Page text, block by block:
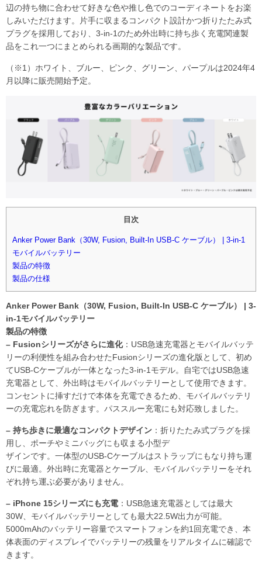
辺の持ち物に合わせて好きな色や推し色でのコーディネートをお楽
しみいただけます。片手に収まるコンパクト設計かつ折りたたみ式
プラグを採用しており、3-in-1のため外出時に持ち歩く充電関連製
品をこれ一つにまとめられる画期的な製品です。
（※1）ホワイト、ブルー、ピンク、グリーン、パープルは2024年4
月以降に販売開始予定。
目次
Anker Power Bank（30W, Fusion, Built-In USB-C ケーブル） | 3-in-1
モバイルバッテリー
製品の特徴
製品の仕様
Anker Power Bank（30W, Fusion, Built-In USB-C ケーブル） | 3-
in-1モバイルバッテリー
製品の特徴
– Fusionシリーズがさらに進化：USB急速充電器とモバイルバッテ
リーの利便性を組み合わせたFusionシリーズの進化版として、初め
てUSB-Cケーブルが⼀体となった3-in-1モデル。⾃宅ではUSB急速
充電器として、外出時はモバイルバッテリーとして使⽤できます。
コンセントに挿すだけで本体を充電できるため、モバイルバッテリ
ーの充電忘れを防ぎます。パススルー充電にも対応致しました。
– 持ち歩きに最適なコンパクトデザイン ：折りたたみ式プラグを採
⽤し、ポーチやミニバッグにも収まる⼩型デ
ザインです。⼀体型のUSB-Cケーブルはストラップにもなり持ち運
びに最適。外出時に充電器とケーブル、モバイルバッテリーをそれ
ぞれ持ち運ぶ必要がありません。
– iPhone 15シリーズにも充電 ：USB急速充電器としては最⼤
30W、モバイルバッテリーとしても最⼤22.5W出⼒が可能。
5000mAhのバッテリー容量でスマートフォンを約1回充電でき、本
体表⾯のディスプレイでバッテリーの残量をリアルタイムに確認で
きます。